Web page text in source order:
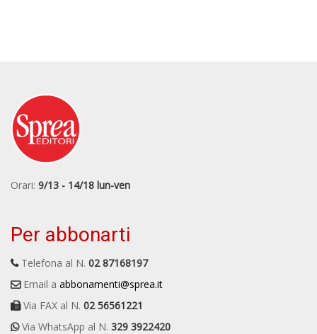
Orari: 9/13 - 14/18 lun-ven
Per abbonarti
Telefona al N. 02 87168197
Email a abbonamenti@sprea.it
Via FAX al N. 02 56561221
Via WhatsApp al N. 329 3922420